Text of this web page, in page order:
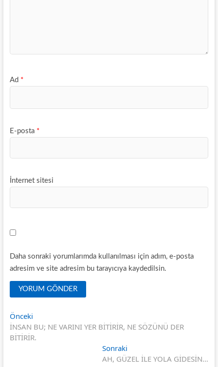
Ad *
E-posta *
İnternet sitesi
Daha sonraki yorumlarımda kullanılması için adım, e-posta
adresim ve site adresim bu tarayıcıya kaydedilsin.
Yazı
gezinmesi
ÖncekiÖnceki
yazı:
İNSAN BU; NE VARINI YER BİTİRİR, NE SÖZÜNÜ DER
BİTİRİR.
Sonraki
yazı:
AH, GÜZEL İLE YOLA GİDESİN…